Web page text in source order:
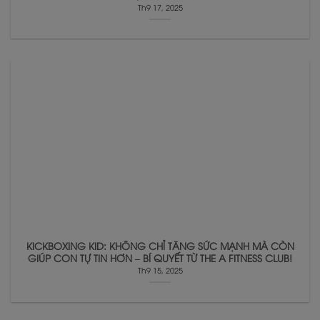
Th9 17, 2025
KICKBOXING KID: KHÔNG CHỈ TĂNG SỨC MẠNH MÀ CÒN
GIÚP CON TỰ TIN HƠN – BÍ QUYẾT TỪ THE A FITNESS CLUB!
Th9 15, 2025